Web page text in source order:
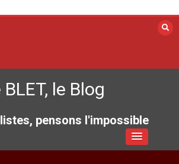
le Blog
pensons l'impossible